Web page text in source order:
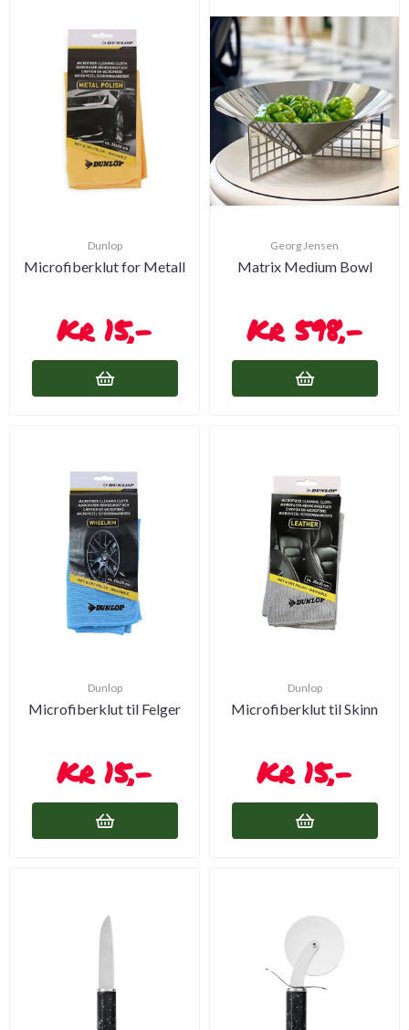
Dunlop
Microfiberklut for Metall
15,-
Georg Jensen
Matrix Medium Bowl
598,-
Dunlop
Microfiberklut til Felger
15,-
Dunlop
Microfiberklut til Skinn
15,-